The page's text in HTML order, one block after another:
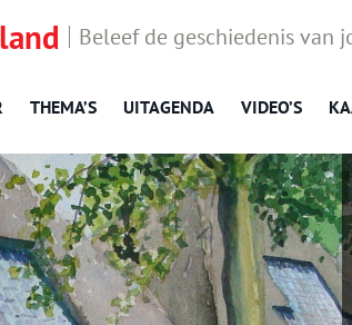
Beleef de geschiedenis van
THEMA’S UITAGENDA VIDEO’S